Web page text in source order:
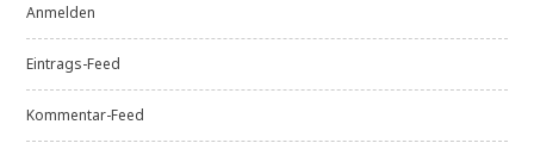
Anmelden
Eintrags-Feed
Kommentar-Feed